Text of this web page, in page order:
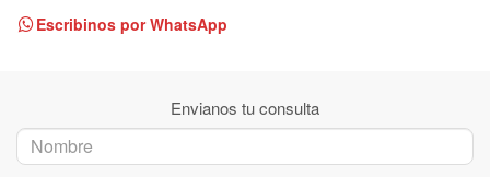
Escribinos por WhatsApp
Envianos tu consulta